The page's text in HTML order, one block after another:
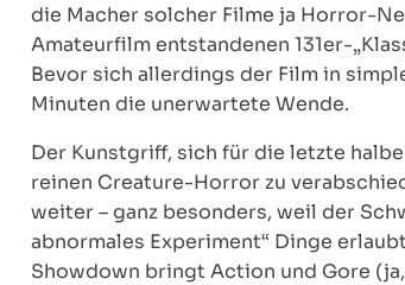
die Macher solcher Filme ja Horror-
Amateurfilm entstandenen 131er-
Bevor sich allerdings der Film in
Minuten die unerwartete Wende.
Der Kunstgriff, sich für die letzte
reinen Creature-Horror zu
weiter – ganz besonders, weil der
abnormales Experiment“ Dinge
Showdown bringt Action und Gore